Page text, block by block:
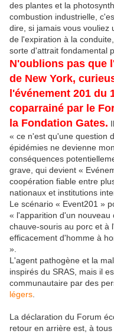
des plantes et la
combustion industrielle,
dire, si jamais vous vouliez
de l'expiration à la
sorte d'attrait fondamental
N'oublions pas que
de New York,
l'événement 201 du
coparrainé par le
la Fondation Gates.
« ce n'est qu'une question
épidémies ne devienne
conséquences
grave, qui devient «
coopération fiable entre
nationaux et institutions
Le scénario « Event201 »
« l'apparition d'un nouveau
chauve-souris au porc et à
efficacement d'homme à
».
L'agent pathogène et la
inspirés du SRAS, mais il
communautaire par des
légers
La déclaration du Forum
retour en arrière est, à